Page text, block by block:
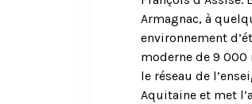
Armagnac, à
environnement
moderne de 9
le réseau de
Aquitaine et met